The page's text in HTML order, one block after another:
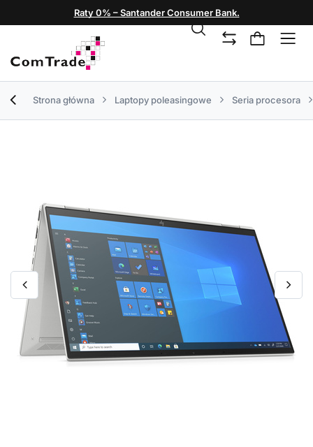
Raty 0% – Santander Consumer Bank.
Strona główna Laptopy poleasingowe Seria procesora